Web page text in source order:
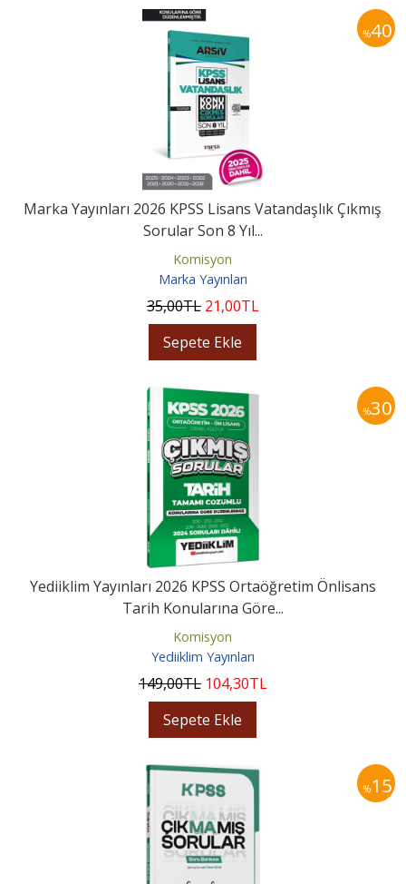
%40
Marka Yayınları 2026 KPSS Lisans Vatandaşlık Çıkmış
Sorular Son 8 Yıl...
Komisyon
Marka Yayınları
35,00TL 21,00TL
Sepete Ekle
%30
Yediiklim Yayınları 2026 KPSS Ortaöğretim Önlisans
Tarih Konularına Göre...
Komisyon
Yediiklim Yayınları
149,00TL 104,30TL
Sepete Ekle
%15